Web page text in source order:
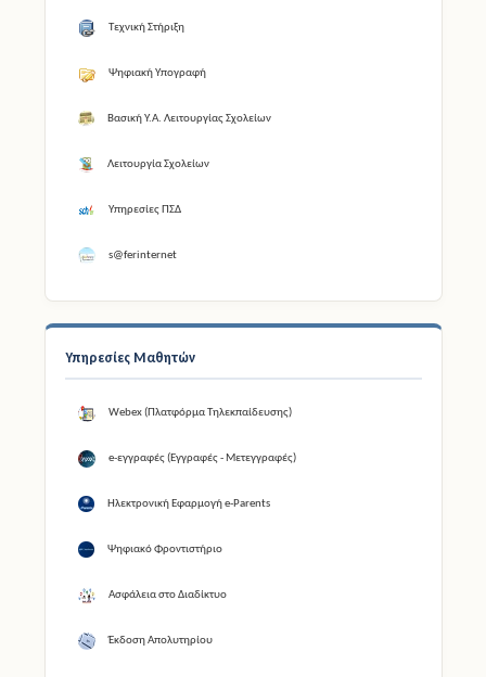
Ψηφιακή Υπογραφή
Βασική Υ.Α. Λειτουργίας Σχολείων
Λειτουργία Σχολείων
Υπηρεσίες ΠΣΔ
s@ferinternet
e-εγγραφές (Εγγραφές - Μετεγγραφές)
Ηλεκτρονική Εφαρμογή e-Parents
Ψηφιακό Φροντιστήριο
Ασφάλεια στο Διαδίκτυο
Έκδοση Απολυτηρίου